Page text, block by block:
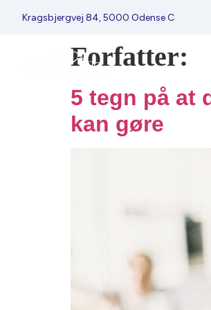
Kragsbjergvej 84, 5000 Odense C
Forfatter:
5 tegn på at
kan gøre